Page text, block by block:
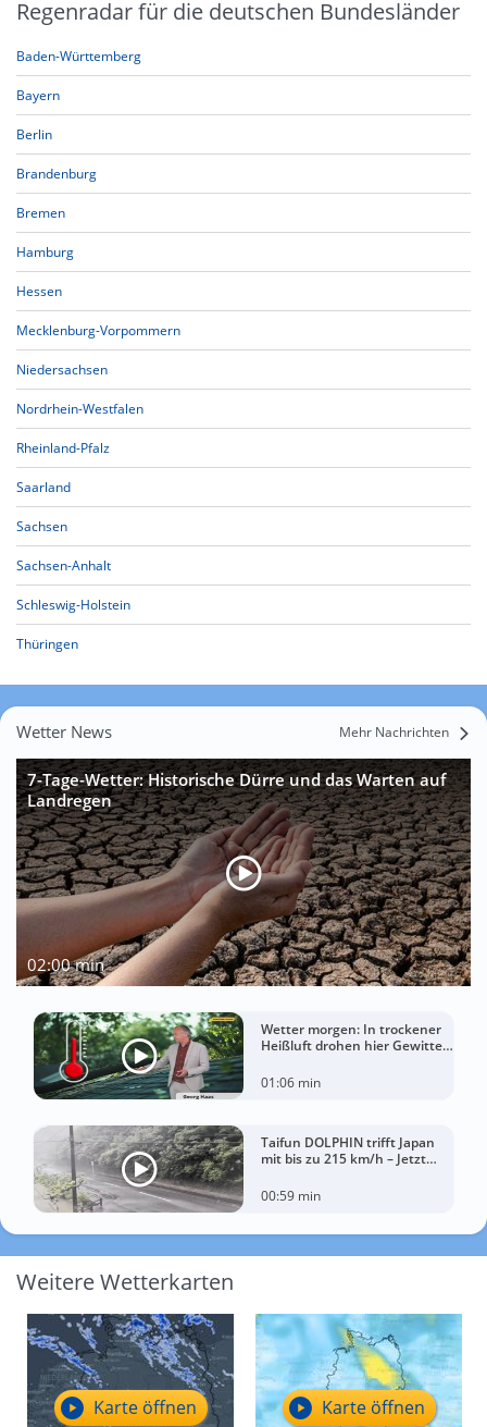
Regenradar für die deutschen Bundesländer
Baden-Württemberg
Bayern
Berlin
Brandenburg
Bremen
Hamburg
Hessen
Mecklenburg-Vorpommern
Niedersachsen
Nordrhein-Westfalen
Rheinland-Pfalz
Saarland
Sachsen
Sachsen-Anhalt
Schleswig-Holstein
Thüringen
Wetter News Mehr Nachrichten
7-Tage-Wetter: Historische Dürre und das Warten auf
Landregen
02:00 min
Wetter morgen: In trockener
Heißluft drohen hier Gewitter
01:06 min
Taifun DOLPHIN trifft Japan
mit bis zu 215 km/h – Jetzt
00:59 min
Weitere Wetterkarten
Karte öffnen Karte öffnen